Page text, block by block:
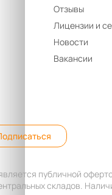
Отзывы
Лицензии и
Новости
Вакансии
публичной
складов.